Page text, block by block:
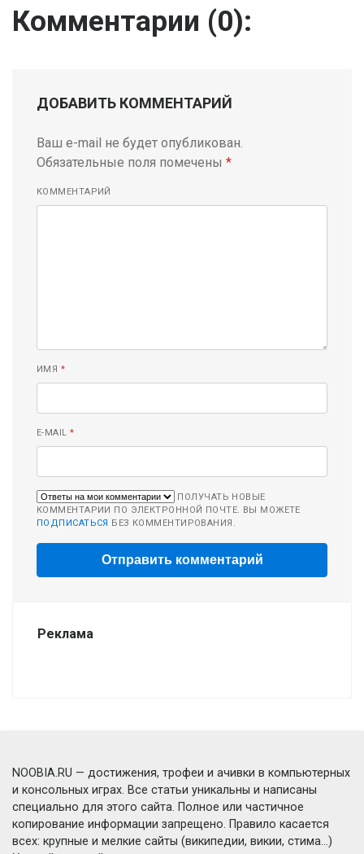
Комментарии (0):
ДОБАВИТЬ КОММЕНТАРИЙ
Ваш e-mail не будет опубликован.
Обязательные поля помечены *
КОММЕНТАРИЙ
ИМЯ *
E-MAIL*
ПОЛУЧАТЬ НОВЫЕ
КОММЕНТАРИИ ПО ЭЛЕКТРОННОЙ ПОЧТЕ. ВЫ МОЖЕТЕ
ПОДПИСАТЬСЯ БЕЗ КОММЕНТИРОВАНИЯ.
Реклама
NOOBIA.RU — достижения, трофеи и ачивки в компьютерных
и консольных играх. Все статьи уникальны и написаны
специально для этого сайта. Полное или частичное
копирование информации запрещено. Правило касается
всех: крупные и мелкие сайты (википедии, викии, стима...)